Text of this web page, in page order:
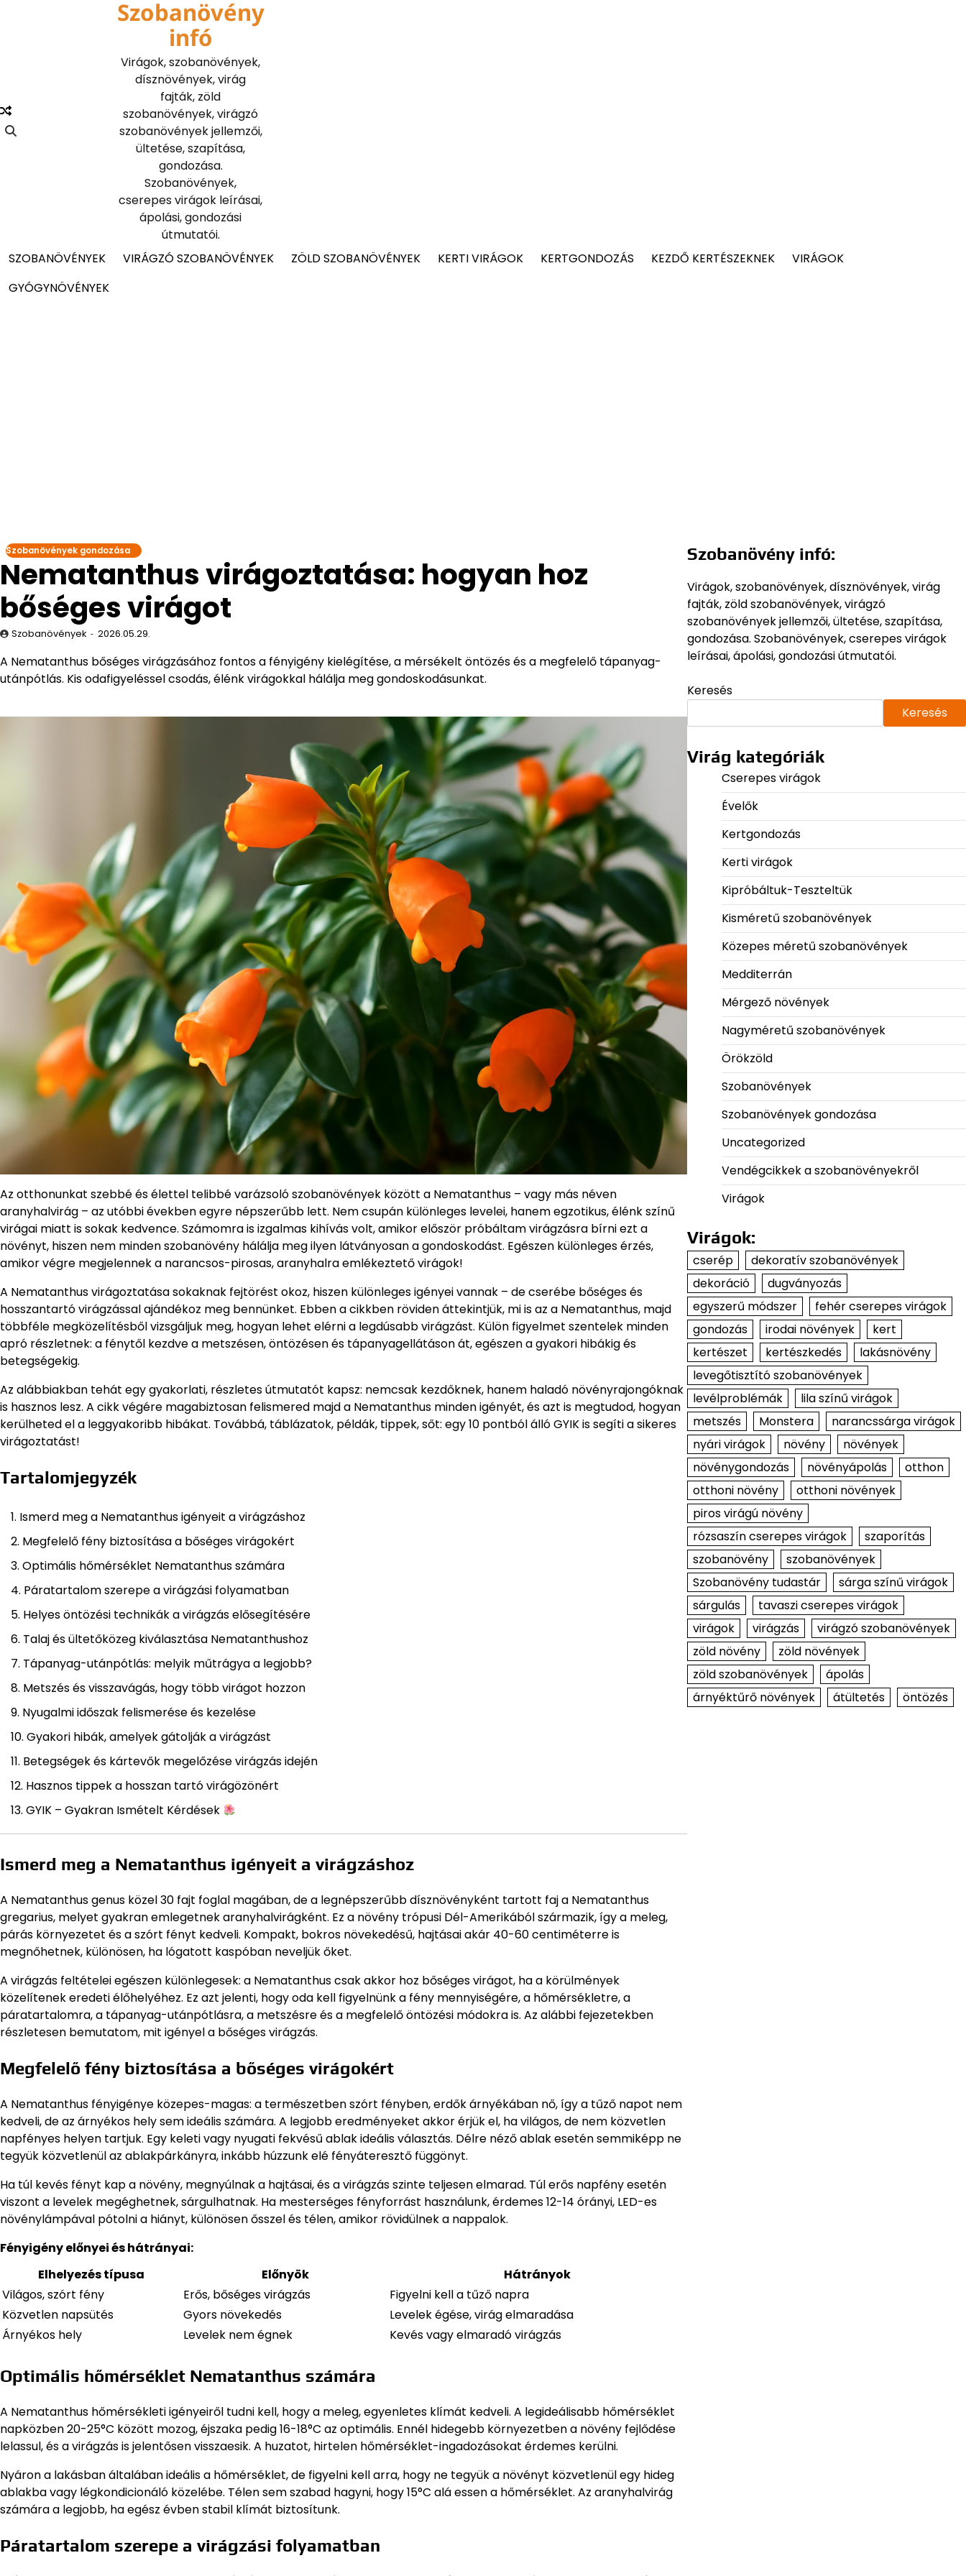
Szobanövény
infó
Virágok, szobanövények,
dísznövények, virág
fajták, zöld
szobanövények, virágzó
szobanövények jellemzői,
ültetése, szapítása,
gondozása.
Szobanövények,
cserepes virágok leírásai,
ápolási, gondozási
útmutatói.
SZOBANÖVÉNYEK
VIRÁGZÓ SZOBANÖVÉNYEK ZÖLD SZOBANÖVÉNYEK KERTI VIRÁGOK KERTGONDOZÁS KEZDŐ KERTÉSZEKNEK
VIRÁGOK
GYÓGYNÖVÉNYEK
Szobanövények gondozása
Nematanthus virágoztatása: hogyan hoz
bőséges virágot
Szobanövények 2026.05.29.
A Nematanthus bőséges virágzásához fontos a fényigény kielégítése, a mérsékelt öntözés és a megfelelő tápanyag-
utánpótlás. Kis odafigyeléssel csodás, élénk virágokkal hálálja meg gondoskodásunkat.
Az otthonunkat szebbé és élettel telibbé varázsoló szobanövények között a Nematanthus – vagy más néven
aranyhalvirág – az utóbbi években egyre népszerűbb lett. Nem csupán különleges levelei, hanem egzotikus, élénk színű
virágai miatt is sokak kedvence. Számomra is izgalmas kihívás volt, amikor először próbáltam virágzásra bírni ezt a
növényt, hiszen nem minden szobanövény hálálja meg ilyen látványosan a gondoskodást. Egészen különleges érzés,
amikor végre megjelennek a narancsos-pirosas, aranyhalra emlékeztető virágok!
A Nematanthus virágoztatása sokaknak fejtörést okoz, hiszen különleges igényei vannak – de cserébe bőséges és
hosszantartó virágzással ajándékoz meg bennünket. Ebben a cikkben röviden áttekintjük, mi is az a Nematanthus, majd
többféle megközelítésből vizsgáljuk meg, hogyan lehet elérni a legdúsabb virágzást. Külön figyelmet szentelek minden
apró részletnek: a fénytől kezdve a metszésen, öntözésen és tápanyagellátáson át, egészen a gyakori hibákig és
betegségekig.
Az alábbiakban tehát egy gyakorlati, részletes útmutatót kapsz: nemcsak kezdőknek, hanem haladó növényrajongóknak
is hasznos lesz. A cikk végére magabiztosan felismered majd a Nematanthus minden igényét, és azt is megtudod, hogyan
kerülheted el a leggyakoribb hibákat. Továbbá, táblázatok, példák, tippek, sőt: egy 10 pontból álló GYIK is segíti a sikeres
virágoztatást!
Tartalomjegyzék
Ismerd meg a Nematanthus igényeit a virágzáshoz
Megfelelő fény biztosítása a bőséges virágokért
Optimális hőmérséklet Nematanthus számára
Páratartalom szerepe a virágzási folyamatban
Helyes öntözési technikák a virágzás elősegítésére
Talaj és ültetőközeg kiválasztása Nematanthushoz
Tápanyag-utánpótlás: melyik műtrágya a legjobb?
Metszés és visszavágás, hogy több virágot hozzon
Nyugalmi időszak felismerése és kezelése
Gyakori hibák, amelyek gátolják a virágzást
Betegségek és kártevők megelőzése virágzás idején
Hasznos tippek a hosszan tartó virágözönért
GYIK – Gyakran Ismételt Kérdések
Ismerd meg a Nematanthus igényeit a virágzáshoz
A Nematanthus genus közel 30 fajt foglal magában, de a legnépszerűbb dísznövényként tartott faj a Nematanthus
gregarius, melyet gyakran emlegetnek aranyhalvirágként. Ez a növény trópusi Dél-Amerikából származik, így a meleg,
párás környezetet és a szórt fényt kedveli. Kompakt, bokros növekedésű, hajtásai akár 40-60 centiméterre is
megnőhetnek, különösen, ha lógatott kaspóban neveljük őket.
A virágzás feltételei egészen különlegesek: a Nematanthus csak akkor hoz bőséges virágot, ha a körülmények
közelítenek eredeti élőhelyéhez. Ez azt jelenti, hogy oda kell figyelnünk a fény mennyiségére, a hőmérsékletre, a
páratartalomra, a tápanyag-utánpótlásra, a metszésre és a megfelelő öntözési módokra is. Az alábbi fejezetekben
részletesen bemutatom, mit igényel a bőséges virágzás.
Megfelelő fény biztosítása a bőséges virágokért
A Nematanthus fényigénye közepes-magas: a természetben szórt fényben, erdők árnyékában nő, így a tűző napot nem
kedveli, de az árnyékos hely sem ideális számára. A legjobb eredményeket akkor érjük el, ha világos, de nem közvetlen
napfényes helyen tartjuk. Egy keleti vagy nyugati fekvésű ablak ideális választás. Délre néző ablak esetén semmiképp ne
tegyük közvetlenül az ablakpárkányra, inkább húzzunk elé fényáteresztő függönyt.
Ha túl kevés fényt kap a növény, megnyúlnak a hajtásai, és a virágzás szinte teljesen elmarad. Túl erős napfény esetén
viszont a levelek megéghetnek, sárgulhatnak. Ha mesterséges fényforrást használunk, érdemes 12-14 órányi, LED-es
növénylámpával pótolni a hiányt, különösen ősszel és télen, amikor rövidülnek a nappalok.
Fényigény előnyei és hátrányai:
Elhelyezés típusa
Előnyök
Hátrányok
Világos, szórt fény
Erős, bőséges virágzás
Figyelni kell a tűző napra
Közvetlen napsütés
Gyors növekedés
Levelek égése, virág elmaradása
Árnyékos hely
Levelek nem égnek Kevés vagy elmaradó virágzás
Optimális hőmérséklet Nematanthus számára
A Nematanthus hőmérsékleti igényeiről tudni kell, hogy a meleg, egyenletes klímát kedveli. A legideálisabb hőmérséklet
napközben 20-25°C között mozog, éjszaka pedig 16-18°C az optimális. Ennél hidegebb környezetben a növény fejlődése
lelassul, és a virágzás is jelentősen visszaesik. A huzatot, hirtelen hőmérséklet-ingadozásokat érdemes kerülni.
Nyáron a lakásban általában ideális a hőmérséklet, de figyelni kell arra, hogy ne tegyük a növényt közvetlenül egy hideg
ablakba vagy légkondicionáló közelébe. Télen sem szabad hagyni, hogy 15°C alá essen a hőmérséklet. Az aranyhalvirág
számára a legjobb, ha egész évben stabil klímát biztosítunk.
Páratartalom szerepe a virágzási folyamatban
Szobanövény infó:
Virágok, szobanövények, dísznövények, virág
fajták, zöld szobanövények, virágzó
szobanövények jellemzői, ültetése, szapítása,
gondozása. Szobanövények, cserepes virágok
leírásai, ápolási, gondozási útmutatói.
Keresés
Keresés
Virág kategóriák
Cserepes virágok
Évelők
Kertgondozás
Kerti virágok
Kipróbáltuk-Teszteltük
Kisméretű szobanövények
Közepes méretű szobanövények
Medditerrán
Mérgező növények
Nagyméretű szobanövények
Örökzöld
Szobanövények
Szobanövények gondozása
Uncategorized
Vendégcikkek a szobanövényekről
Virágok
Virágok:
cserép
dekoratív szobanövények
dekoráció
dugványozás
egyszerű módszer
fehér cserepes virágok
gondozás
irodai növények
kert
kertészet
kertészkedés
lakásnövény
levegőtisztító szobanövények
levélproblémák
lila színű virágok
metszés
Monstera
narancssárga virágok
nyári virágok
növény
növények
növénygondozás
növényápolás
otthon
otthoni növény
otthoni növények
piros virágú növény
rózsaszín cserepes virágok
szaporítás
szobanövény
szobanövények
Szobanövény tudastár
sárga színű virágok
sárgulás
tavaszi cserepes virágok
virágok
virágzás
virágzó szobanövények
zöld növény
zöld növények
zöld szobanövények
ápolás
árnyéktűrő növények
átültetés öntözés